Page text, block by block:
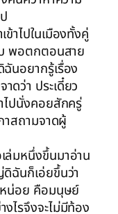
าไปในเมืองทั้งคู่
พอตกตอนสาย
นอยากรู้เรื่อง
ดว่า ประเดี๋ยว
ไปนั่งคอยสักครู่
าสถามจาดผู้
ล่มหนึ่งขึ้นมาอ่าน
ฉันก็เอ่ยขึ้นว่า
หน่อย คือมนุษย์
งไรจึงจะไม่มีท้อง